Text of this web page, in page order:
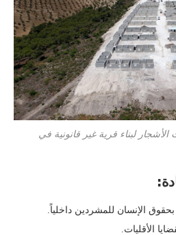
لبناء قرية غير قانونية في
الإنسان للمشردين داخلياً.
الأقليات.